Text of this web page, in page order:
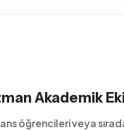
Akademik
öğrencileri veya